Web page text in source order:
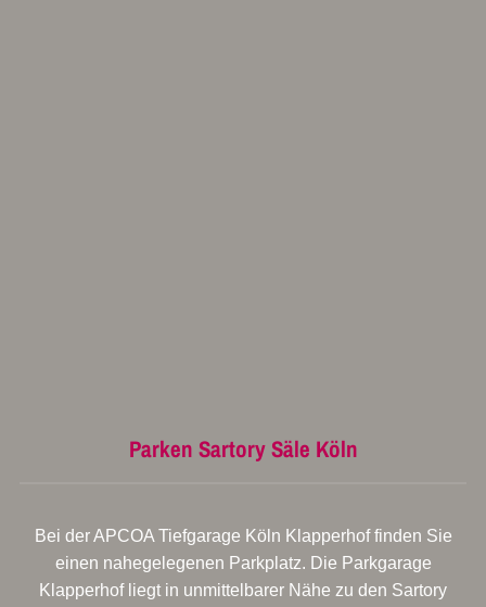
Parken Sartory Säle Köln
Bei der APCOA Tiefgarage Köln Klapperhof finden Sie
einen nahegelegenen Parkplatz. Die Parkgarage
Klapperhof liegt in unmittelbarer Nähe zu den Sartory